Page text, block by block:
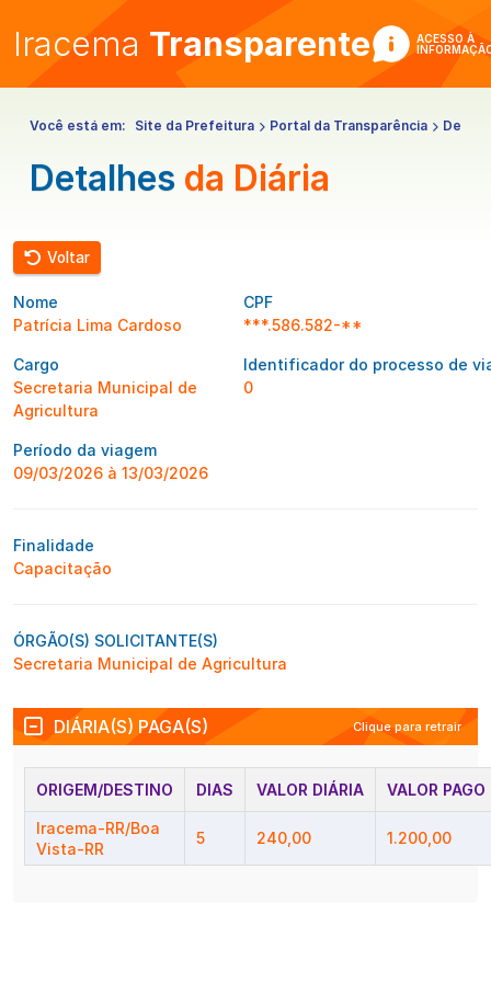
Iracema Transparente
ACESSO À
Você está em: Site da Prefeitura Portal da Transparência
Detalhes da Diária
Voltar
Nome
Patrícia Lima Cardoso
CPF
***.586.582-**
Cargo
Secretaria Municipal de
Agricultura
Identificador do processo de
0
Período da viagem
09/03/2026 à 13/03/2026
Finalidade
Capacitação
ÓRGÃO(S) SOLICITANTE(S)
Secretaria Municipal de Agricultura
DIÁRIA(S) PAGA(S) Clique para retrair
ORIGEM/DESTINO DIAS VALOR DIÁRIA VALOR PAGO
Iracema-RR/Boa
Vista-RR
5 240,00 1.200,00